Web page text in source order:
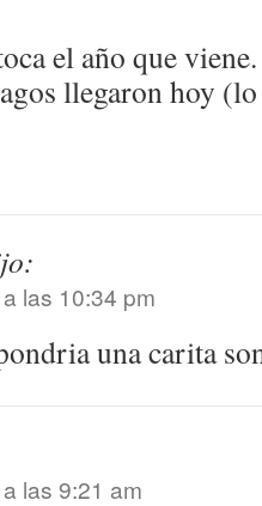
el año que viene.
llegaron hoy
las 10:34 pm
una carita
las 9:21 am